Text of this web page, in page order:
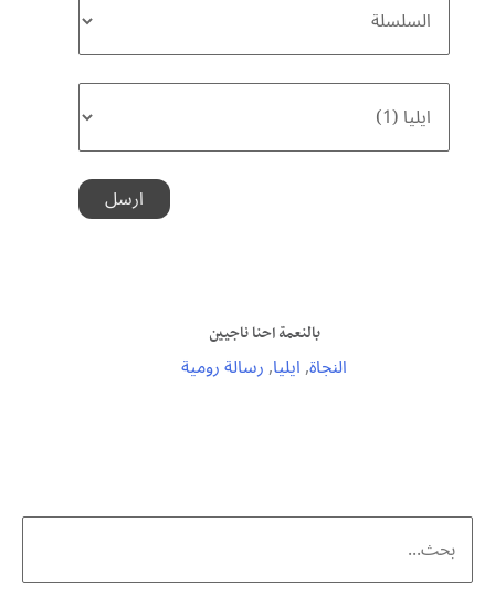
بالنعمة احنا ناجيين
النجاة,ايليا,رسالة رومية
Search
for: